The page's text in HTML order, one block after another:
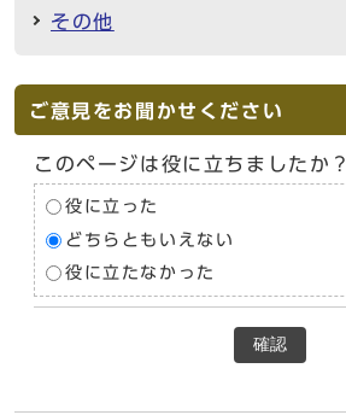
その他
ご意見をお聞かせください
このページは役に立ちましたか？
役に立った
どちらともいえない
役に立たなかった
確認